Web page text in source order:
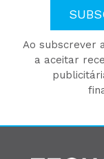
Ao subscrever
a aceitar